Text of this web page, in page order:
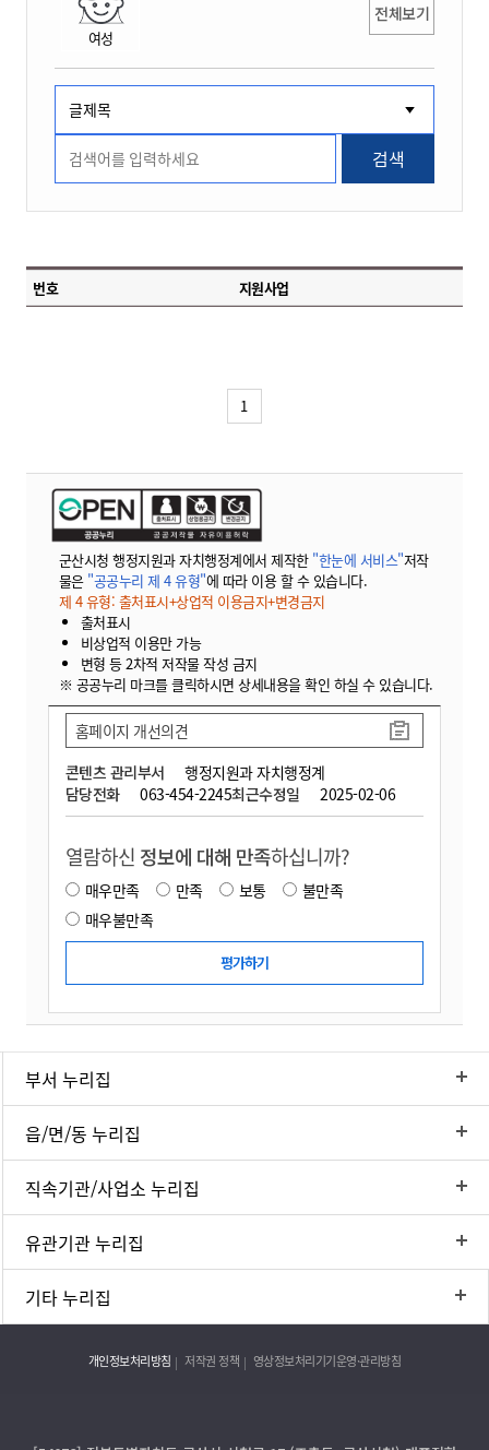
여성
전체보기
검색
번호 지원사업
1
군산시청 행정지원과 자치행정계에서 제작한 "한눈에 서비스"저작
물은 "공공누리 제 4 유형"에 따라 이용 할 수 있습니다.
제 4 유형: 출처표시+상업적 이용금지+변경금지
출처표시
비상업적 이용만 가능
변형 등 2차적 저작물 작성 금지
※ 공공누리 마크를 클릭하시면 상세내용을 확인 하실 수 있습니다.
콘텐츠 관리부서
행정지원과 자치행정계
담당전화
063-454-2245최근수정일 2025-02-06
홈페이지 개선의견
열람하신 정보에 대해 만족하십니까?
매우만족 만족 보통
불만족
매우불만족
부서 누리집
읍/면/동 누리집
직속기관/사업소 누리집
유관기관 누리집
기타 누리집
개인정보처리방침 저작권 정책 영상정보처리기기운영·관리방침